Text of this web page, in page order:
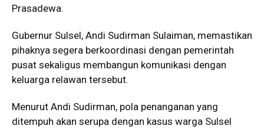
Prasadewa.
Gubernur Sulsel, Andi Sudirman Sulaiman, memastikan
pihaknya segera berkoordinasi dengan pemerintah
pusat sekaligus membangun komunikasi dengan
keluarga relawan tersebut.
Menurut Andi Sudirman, pola penanganan yang
ditempuh akan serupa dengan kasus warga Sulsel